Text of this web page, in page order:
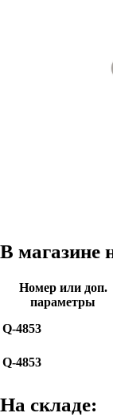
В магазине
Номер или доп.
параметры
Q-4853
Q-4853
На складе: